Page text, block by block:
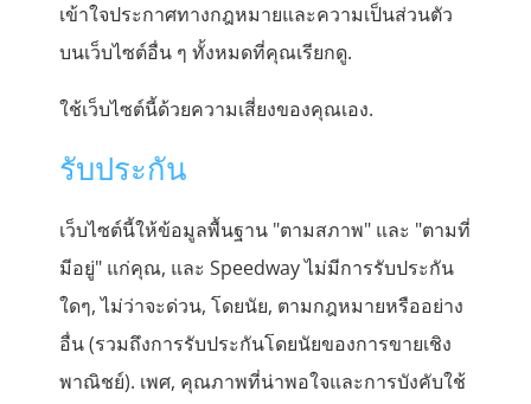
เข้าใจประกาศทางกฎหมายและความเป็นส่วนตัว
บนเว็บไซต์อื่น ๆ ทั้งหมดที่คุณเรียกดู.
ใช้เว็บไซต์นี้ด้วยความเสี่ยงของคุณเอง.
รับประกัน
เว็บไซต์นี้ให้ข้อมูลพื้นฐาน "ตามสภาพ" และ "ตามที่
มีอยู่" แก่คุณ, และ Speedway ไม่มีการรับประกัน
ใดๆ, ไม่ว่าจะด่วน, โดยนัย, ตามกฎหมายหรืออย่าง
อื่น (รวมถึงการรับประกันโดยนัยของการขายเชิง
พาณิชย์). เพศ, คุณภาพที่น่าพอใจและการบังคับใช้